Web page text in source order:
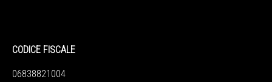
CODICE FISCALE
06838821004